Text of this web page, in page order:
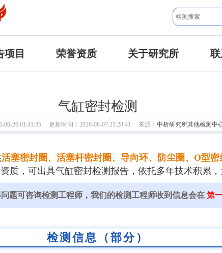
项目 荣誉资质 关于研究所
气缸密封检测
06-26 01:41:35 更新时间：2026-08-07 21:28:41 来源： 中析研究所其他检测中
活塞密封圈、活塞杆密封圈、导向环、防尘圈、O型
质，可出具气缸密封检测报告，依托多年技术积累，
题可咨询检测工程师，我们的检测工程师收到信息会在第
检测信息（部分）